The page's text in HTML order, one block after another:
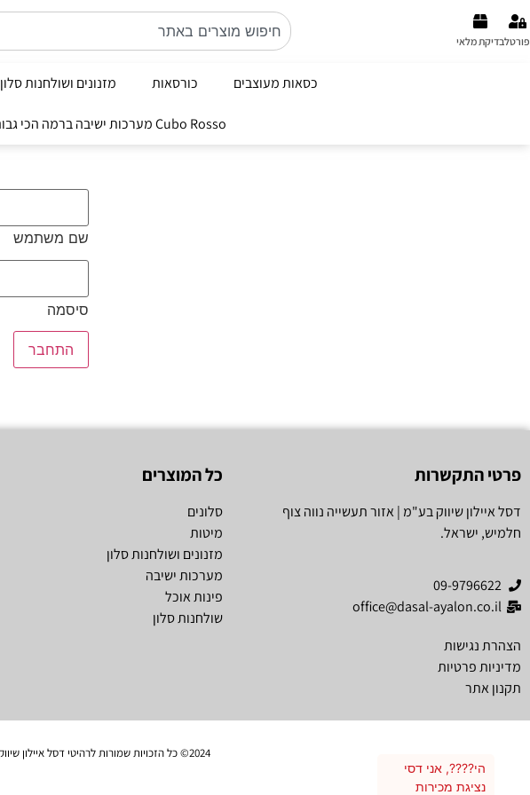
פורטלבדיקת מלאי
כסאות מעוצבים כורסאות מזנונים ושולחנות סלון
Cubo Rosso מערכות ישיבה ברמה הכי גבוהה באיטליה קולקציה 2026
שם משתמש
סיסמה
פרטי התקשרות
דסל איילון שיווק בע"מ | אזור תעשייה נווה צוף
חלמיש, ישראל.
09-9796622
office@dasal-ayalon.co.il
הצהרת נגישות
מדיניות פרטיות
תקנון אתר
כל המוצרים
סלונים
מיטות
מזנונים ושולחנות סלון
מערכות ישיבה
פינות אוכל
שולחנות סלון
2024© כל הזכויות שמורות לרהיטי דסל איילון שיווק בע"מ. אין להעתיק ו/או לשכפל ו/או לצלם תוכן מאתר זה ללא קבלת אישור בכתב.